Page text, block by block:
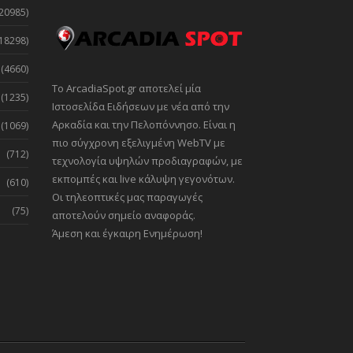
(4660)
(1235)
(1069)
(712)
(610)
(75)
Το ArcadiaSpot.gr αποτελεί μία
Ιστοσελίδα Ειδήσεων με νέα από την
Αρκαδία και την Πελοπόννησο. Είναι η
πιο σύγχρονη εξελιγμένη WebTV με
τεχνολογία υψηλών προδιαγραφών, με
εκπομπές και live κάλυψη γεγονότων.
Οι τηλεοπτικές μας παραγωγές
αποτελούν σημείο αναφοράς.
Άμεση και έγκαιρη Ενημέρωση!